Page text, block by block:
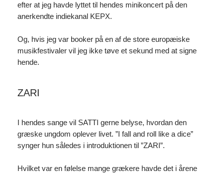
efter at jeg havde lyttet til hendes minikoncert på den
anerkendte indiekanal KEPX.
Og, hvis jeg var booker på en af de store europæiske
musikfestivaler vil jeg ikke tøve et sekund med at signe
hende.
ZARI
I hendes sange vil SATTI gerne belyse, hvordan den
græske ungdom oplever livet. ”I fall and roll like a dice”
synger hun således i introduktionen til ”ZARI”.
Hvilket var en følelse mange grækere havde det i årene